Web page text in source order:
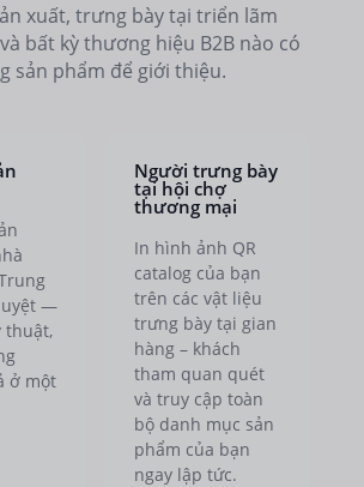
xuất, trưng bày tại triển lãm
bất kỳ thương hiệu B2B nào có
sản phẩm để giới thiệu.
—
thuật,
ở một
Người trưng bày
tại hội chợ
thương mại
In hình ảnh QR
catalog của bạn
trên các vật liệu
trưng bày tại gian
hàng – khách
tham quan quét
và truy cập toàn
bộ danh mục sản
phẩm của bạn
ngay lập tức.